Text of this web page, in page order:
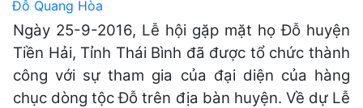
Đỗ Quang Hòa
Ngày 25-9-2016, Lễ hội gặp mặt họ Đỗ huyện
Tiền Hải, Tỉnh Thái Bình đã được tổ chức thành
công với sự tham gia của đại diện của hàng
chục dòng tộc Đỗ trên địa bàn huyện. Về dự Lễ